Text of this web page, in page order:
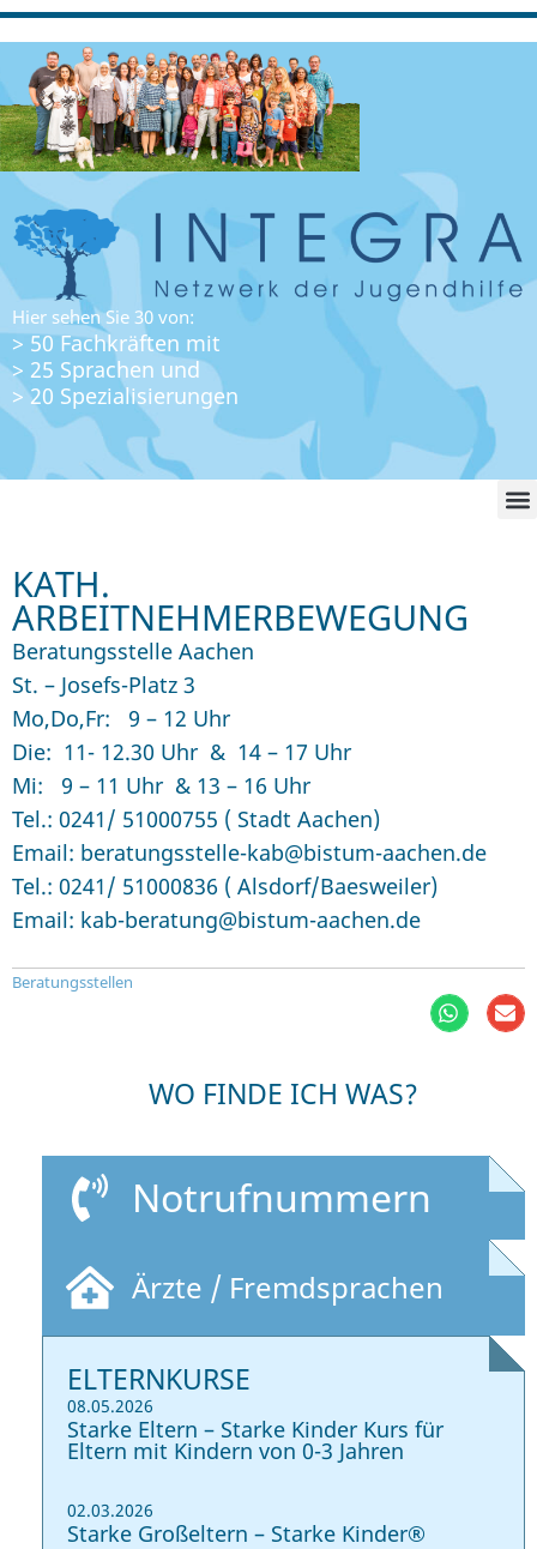
Hier sehen Sie 30 von:
> 50 Fachkräften mit
> 25 Sprachen und
> 20 Spezialisierungen
KATH.
ARBEITNEHMERBEWEGUNG
Beratungsstelle Aachen
St. – Josefs-Platz 3
Mo,Do,Fr: 9 – 12 Uhr
Die: 11- 12.30 Uhr & 14 – 17 Uhr
Mi: 9 – 11 Uhr & 13 – 16 Uhr
Tel.: 0241/ 51000755 ( Stadt Aachen)
Email: beratungsstelle-kab@bistum-aachen.de
Tel.: 0241/ 51000836 ( Alsdorf/Baesweiler)
Email: kab-beratung@bistum-aachen.de
Beratungsstellen
WO FINDE ICH WAS?
Notrufnummern
Ärzte / Fremdsprachen
ELTERNKURSE
08.05.2026
Starke Eltern – Starke Kinder Kurs für
Eltern mit Kindern von 0-3 Jahren
02.03.2026
Starke Großeltern – Starke Kinder®